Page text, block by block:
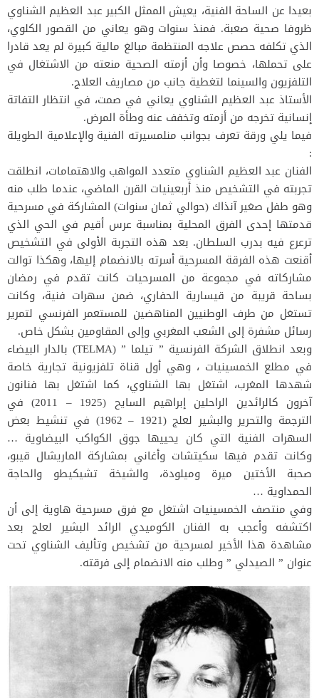
بعيدا عن الساحة الفنية، يعيش الممثل الكبير عبد العظيم الشناوي
ظروفا صحية صعبة. فمنذ سنوات وهو يعاني من القصور الكلوي،
الذي تكلفه حصص علاجه المنتظمة مبالغ مالية كبيرة لم يعد قادرا
على تحملها، خصوصا وأن أزمته الصحية منعته من الاشتغال في
التلفزيون والسينما لتغطية جانب من مصاريف العلاج.
الأستاذ عبد العظيم الشناوي يعاني في صمت، في انتظار التفاتة
إنسانية تخرجه من أزمته وتخفف عنه وطأة المرض.
فيما يلي ورقة تعرف بجوانب منلمسيرته الفنية والإعلامية الطويلة
:
الفنان عبد العظيم الشناوي متعدد المواهب والاهتمامات، انطلقت
تجربته في التشخيص منذ أربعينيات القرن الماضي، عندما طلب منه
وهو طفل صغير آنذاك (حوالي ثمان سنوات) المشاركة في مسرحية
قدمتها إحدى الفرق المحلية بمناسبة عرس أقيم في الحي الذي
ترعرع فيه بدرب السلطان. بعد هذه التجربة الأولى في التشخيص
أقنعت هذه الفرقة المسرحية أسرته بالانضمام إليها، وهكذا توالت
مشاركاته في مجموعة من المسرحيات كانت تقدم في رمضان
بساحة قريبة من قيسارية الحفاري، ضمن سهرات فنية، وكانت
تستغل من طرف الوطنيين المناهضين للمستعمر الفرنسي لتمرير
رسائل مشفرة إلى الشعب المغربي وإلى المقاومين بشكل خاص.
وبعد انطلاق الشركة الفرنسية ” تيلما ” (TELMA) بالدار البيضاء
في مطلع الخمسينيات ، وهي أول قناة تلفزيونية تجارية خاصة
شهدها المغرب، اشتغل بها الشناوي، كما اشتغل بها فنانون
آخرون كالرائدين الراحلين إبراهيم السايح (1925 – 2011) في
الترجمة والتحرير والبشير لعلج (1921 – 1962) في تنشيط بعض
السهرات الفنية التي كان يحييها جوق الكواكب البيضاوية …
وكانت تقدم فيها سكيتشات وأغاني بمشاركة الماريشال قيبو،
صحبة الأختين ميرة وميلودة، والشيخة تشيكيطو والحاجة
الحمداوية …
وفي منتصف الخمسينيات اشتغل مع فرق مسرحية هاوية إلى أن
اكتشفه وأعجب به الفنان الكوميدي الرائد البشير لعلج بعد
مشاهدة هذا الأخير لمسرحية من تشخيص وتأليف الشناوي تحت
عنوان ” الصيدلي ” وطلب منه الانضمام إلى فرقته.